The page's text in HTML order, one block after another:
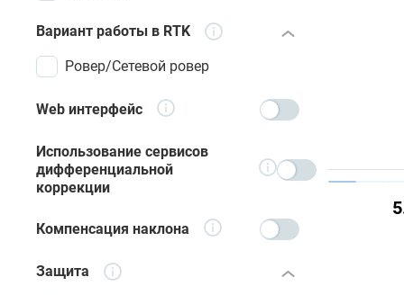
Вариант работы в RTK
Ровер/Сетевой ровер
Web интерфейс
Использование сервисов
дифференциальной
коррекции
Компенсация наклона
Защита